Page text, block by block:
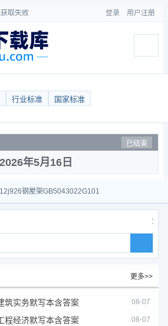
取失败 登录 用户注册
行业标准 国家标准
已结束
2026年5月16日
12j926钢屋架GB5043022G101
欢迎来
更多>>
筑实务默写本含答案 08-07
程经济默写本含答案 08-07